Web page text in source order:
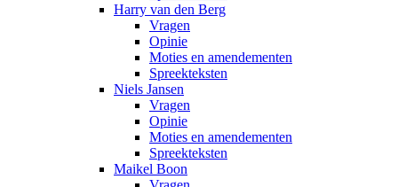
Harry van den Berg
Vragen
Opinie
Moties en amendementen
Spreekteksten
Niels Jansen
Vragen
Opinie
Moties en amendementen
Spreekteksten
Maikel Boon